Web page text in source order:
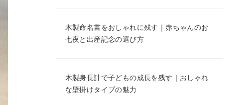
木製命名書をおしゃれに残す｜赤ちゃんのお
七夜と出産記念の選び方
木製身長計で子どもの成長を残す｜おしゃれ
な壁掛けタイプの魅力